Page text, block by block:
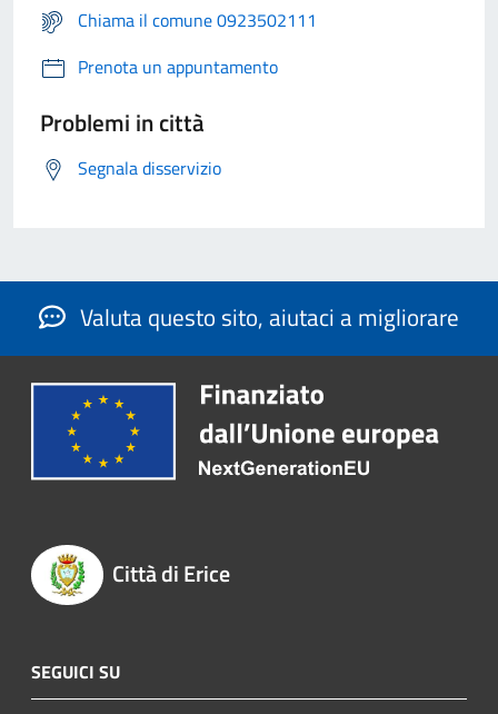
Chiama il comune 0923502111
Prenota un appuntamento
Problemi in città
Segnala disservizio
Valuta questo sito, aiutaci a migliorare
Città di Erice
SEGUICI SU